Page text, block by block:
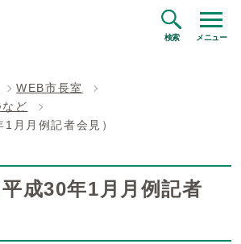
検索 メニュー
WEB市長室
ど
月月例記者会見）
成30年1月月例記者